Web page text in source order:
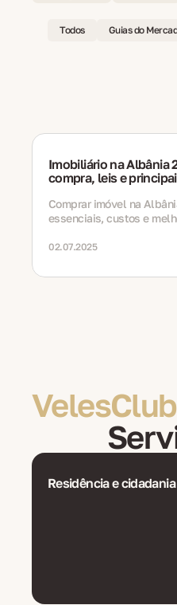
Todos Guias do
Imobiliário na Albânia
compra, leis e
Comprar imóvel na
essenciais, custos e
02.07.2025
Residência e cidadania